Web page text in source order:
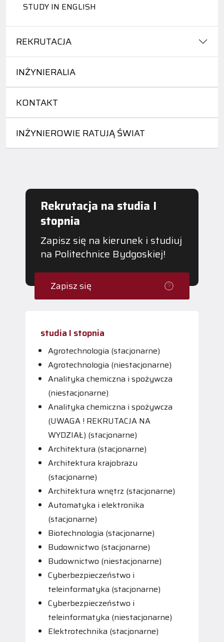
STUDY IN ENGLISH
REKRUTACJA
INŻYNIERALIA
KONTAKT
INŻYNIEROWIE RATUJĄ ŚWIAT
Rekrutacja na studia I
stopnia
Zapisz się na kierunek i studiuj
na Politechnice Bydgoskiej!
Zapisz się
studia I stopnia
Agrotechnologia (stacjonarne)
Agrotechnologia (niestacjonarne)
Analityka chemiczna i spożywcza
(niestacjonarne)
Analityka chemiczna i spożywcza
(UWAGA ! REKRUTACJA NA
WYDZIAŁ) (stacjonarne)
Architektura (stacjonarne)
Architektura krajobrazu
(stacjonarne)
Architektura wnętrz (stacjonarne)
Automatyka i elektronika
(stacjonarne)
Biotechnologia (stacjonarne)
Budownictwo (stacjonarne)
Budownictwo (niestacjonarne)
Cyberbezpieczeństwo i
teleinformatyka (stacjonarne)
Cyberbezpieczeństwo i
teleinformatyka (niestacjonarne)
Elektrotechnika (stacjonarne)